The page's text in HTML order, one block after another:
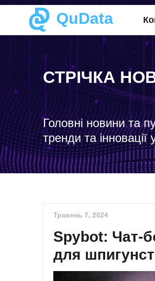
QuData
СТРІЧКА
Головні новини та
тренди та інновації
Травень 7, 2024
Spybot: Чат-
для